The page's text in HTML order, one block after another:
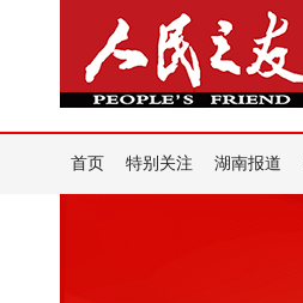
首页 特别关注 湖南报道